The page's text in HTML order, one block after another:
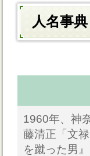
人名事典
1960年、神
藤清正「文
を蹴った男